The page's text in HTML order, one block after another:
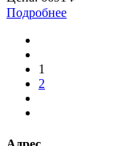
Подробнее
1
2